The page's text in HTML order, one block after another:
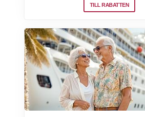
Höga Kusten från 2015 kronor
erbjudande hos Birka här.
TILL RABATTEN